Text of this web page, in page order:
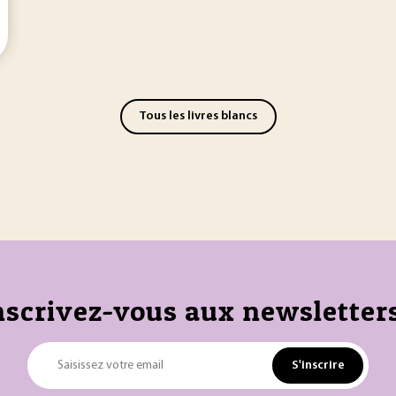
Tous les livres blancs
vous aux
Saisissez votre email S'inscrire